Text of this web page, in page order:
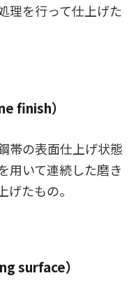
理を行って仕上げた
finish）
帯の表面仕上げ状態
用いて連続した磨き
たもの。
surface）